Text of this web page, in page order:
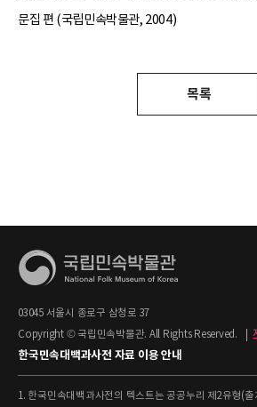
문집 편 (국립민속박물관, 2004)
목록
03045 서울시 종로구 삼청로 37
Copyright © 국립민속박물관. All Rights Reserved.
한국민속대백과사전 자료 이용 안내
1. 한국민속대백과사전의 텍스트는 공공누리 제2유형(